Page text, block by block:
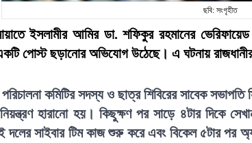
ছবি: সংগৃহীত
ইসলামীর আমির ডা. শফিকুর রহমানের
পোস্ট ছড়ানোর অভিযোগ উঠেছে। এ ঘটনায় রাজধানীর
পরিচালনা কমিটির সদস্য ও ছাত্র শিবিরের সাবেক
নিয়ন্ত্রণ হারানো হয়। কিছুক্ষণ পর সাড়ে ৪টার দিকে
সাইবার টিম কাজ শুরু করে এবং বিকেল ৫টার পর